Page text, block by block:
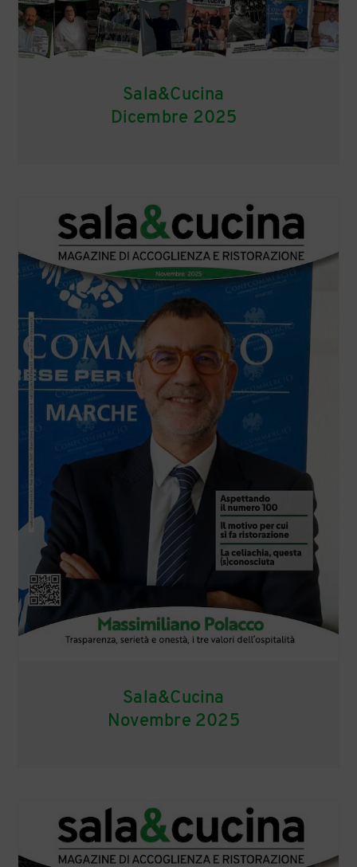
Sala&Cucina
Dicembre 2025
Sala&Cucina
Novembre 2025